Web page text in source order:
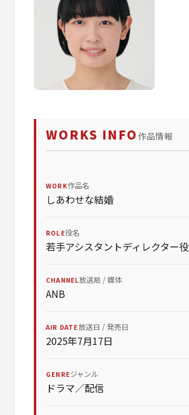
WORKS INFO 作品情報
WORK作品名
しあわせな結婚
ROLE役名
若手アシスタントディレクター役
CHANNEL放送局 / 媒体
ANB
AIR DATE放送日 / 発売日
2025年7月17日
GENREジャンル
ドラマ／配信